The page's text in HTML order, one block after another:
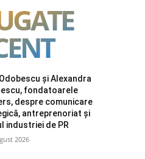
și Alexandra
fondatoarele
despre comunicare
antreprenoriat și
industriei de PR
2026